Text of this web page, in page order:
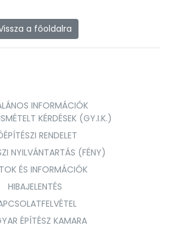
a főoldalra
INFORMÁCIÓK
KÉRDÉSEK (GY.I.K.)
RENDELET
NYILVÁNTARTÁS (FÉNY)
ÉS INFORMÁCIÓK
HIBAJELENTÉS
ÉPÍTÉSZ KAMARA